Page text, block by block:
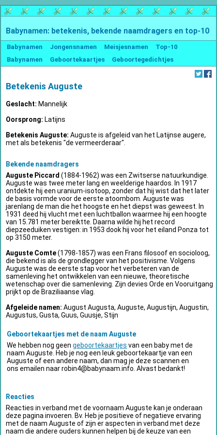
Babynamen: betekenis, bekende naamdragers en top-10
Babynamen Jongensnamen Meisjesnamen
Top-10
Babynamen
Geboortekaartjes Geboortegedichtjes
Betekenis Auguste
Geslacht: Mannelijk
Oorsprong: Latijns
Betekenis Auguste: Auguste is afgeleid van het Latijnse augere,
met als betekenis "de vermeerderaar".
Bekende naamdragers
Auguste Piccard (1884-1962) was een Zwitserse natuurkundige.
Auguste was twee meter lang en weelderige haardos. In 1917
ontdekte hij een uranium-isotoop, zonder dat hij wist dat het later
de basis vormde voor de eerste atoombom. Auguste was
jarenlang de man die het hoogste en het diepst was geweest. In
1931 deed hij vlucht met een luchtballon waarmee hij een hoogte
van 15.781 meter bereiktte. Daarna wilde hij het record
diepzeeduiken vestigen: in 1953 dook hij voor het eiland Ponza tot
op 3150 meter.
Auguste Comte(1798-1857) was een Frans filosoof en socioloog,
die bekend is als de grondlegger van het positivisme. Volgens
Auguste was de eerste stap voor het verbeteren van de
samenleving het ontwikkelen van een nieuwe, theoretische
wetenschap over die samenleving. Zijn devies Orde en Vooruitgang
prijkt op de Braziliaanse vlag.
Afgeleide namen: August Augusta, Auguste, Augustijn, Augustin,
Augustus, Gusta, Guus, Guusje, Stijn
Geboortekaartjes met de naam Auguste
We hebben nog geen geboortekaartjes van een baby met de
naam Auguste. Heb je nog een leuk geboortekaartje van een
Auguste of een andere naam, dan mag je deze scannen en
ons emailen naarrobin4@babynaam.info . Alvast bedankt!
Reacties
Reacties in verband met de voornaam Auguste kan je onderaan
deze pagina invoeren. Bv. Heb je positieve of negatieve ervaring
met de naam Auguste of zijn er aspecten in verband met deze
naam die andere ouders kunnen helpen bij de keuze van een